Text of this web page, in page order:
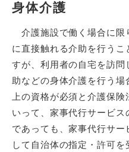
身体介護
介護施設で働く場合に
に直接触れる介助を行うこ
すが、利用者の自宅を訪
助などの身体介護を行う
上の資格が必須と介護保
いって、家事代行サービ
であっても、家事代行サー
して自治体の指定・許可